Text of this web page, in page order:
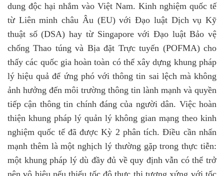
dung độc hại nhắm vào Việt Nam. Kinh nghiệm quốc tế
từ Liên minh châu Âu (EU) với Đạo luật Dịch vụ Kỹ
thuật số (DSA) hay từ Singapore với Đạo luật Bảo vệ
chống Thao túng và Bịa đặt Trực tuyến (POFMA) cho
thấy các quốc gia hoàn toàn có thể xây dựng khung pháp
lý hiệu quả để ứng phó với thông tin sai lệch mà không
ảnh hưởng đến môi trường thông tin lành mạnh và quyền
tiếp cận thông tin chính đáng của người dân. Việc hoàn
thiện khung pháp lý quản lý không gian mạng theo kinh
nghiệm quốc tế đã được Kỳ 2 phân tích. Điều cần nhấn
mạnh thêm là một nghịch lý thường gặp trong thực tiễn:
một khung pháp lý dù đầy đủ về quy định vẫn có thể trở
nên vô hiệu nếu thiếu tốc độ thực thi tương xứng với tốc